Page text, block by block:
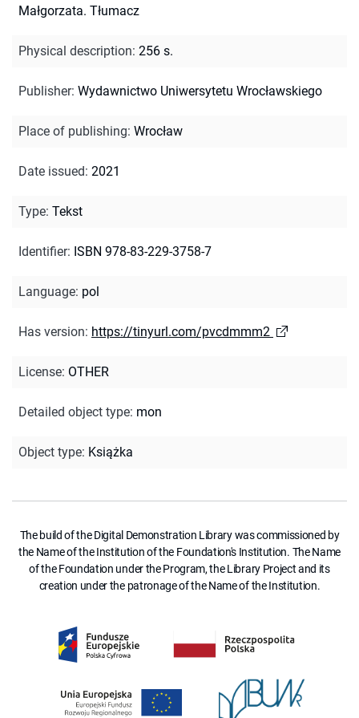
Małgorzata. Tłumacz
Physical description: 256 s.
Publisher: Wydawnictwo Uniwersytetu Wrocławskiego
Place of publishing: Wrocław
Date issued: 2021
Type: Tekst
Identifier: ISBN 978-83-229-3758-7
Language: pol
Has version: https://tinyurl.com/pvcdmmm2
License: OTHER
Detailed object type: mon
Object type: Książka
The build of the Digital Demonstration Library was commissioned by
the Name of the Institution of the Foundation's Institution. The Name
of the Foundation under the Program, the Library Project and its
creation under the patronage of the Name of the Institution.